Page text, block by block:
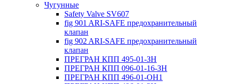
Чугунные
Safety Valve SV607
fig 901 ARI-SAFE предохранительный
клапан
fig 902 ARI-SAFE предохранительный
клапан
ПРЕГРАН КПП 495-01-ЗН
ПРЕГРАН КПП 096-01-16-ЗН
ПРЕГРАН КПП 496-01-ОН1